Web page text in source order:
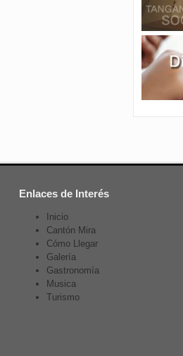
Enlaces de Interés
Inicio
Cantón Mira
Cómo Llegar
Galería
Gastronomía
Musica
Turismo